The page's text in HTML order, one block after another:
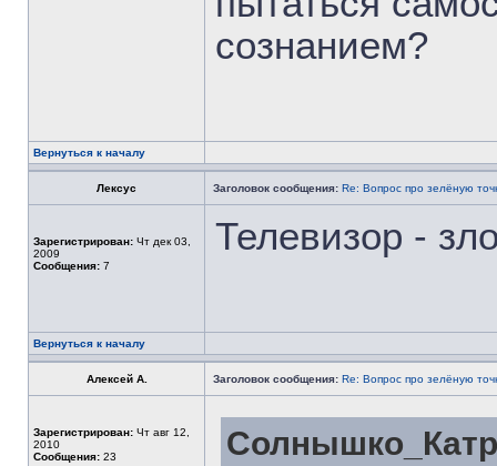
сознанием?
Вернуться к началу
Лексус Заголовок сообщения: Re: Вопрос про зелёную
Зарегистрирован: Чт дек 03,
2009
Сообщения: 7
Телевизор -
Вернуться к началу
Алексей А. Заголовок сообщения: Re: Вопрос про зелёную
Зарегистрирован: Чт авг 12,
2010
Сообщения: 23